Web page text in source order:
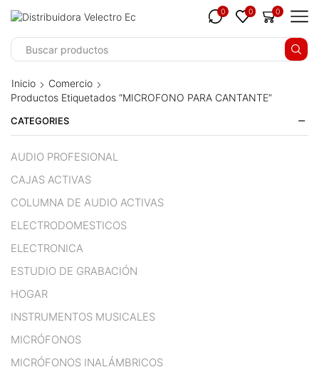
panel
panel
panel
panel
panel
panel
0 0 0
Inicio
Comercio
Productos Etiquetados “MICROFONO PARA CANTANTE”
CATEGORIES
AUDIO PROFESIONAL
CAJAS ACTIVAS
COLUMNA DE AUDIO ACTIVAS
ELECTRODOMESTICOS
ELECTRONICA
ESTUDIO DE GRABACIÓN
HOGAR
INSTRUMENTOS MUSICALES
MICRÓFONOS
MICRÓFONOS INALÁMBRICOS